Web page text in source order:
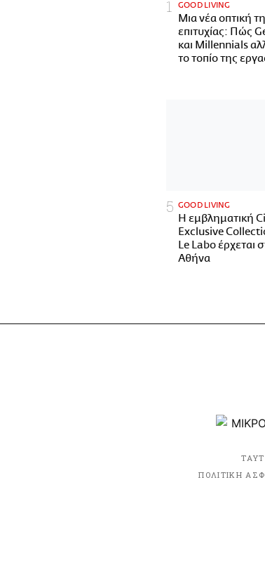
GOOD LIVING
Μια νέα οπτική
επιτυχίας: Πώς
και Millennials
το τοπίο της
GOOD LIVING
Η εμβληματική
Exclusive
Le Labo έρχεται
Αθήνα
ΠΟΛΙΤΙΚΗ